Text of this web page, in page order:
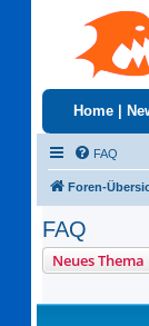
Home
FAQ
Foren-
FAQ
Neues Thema